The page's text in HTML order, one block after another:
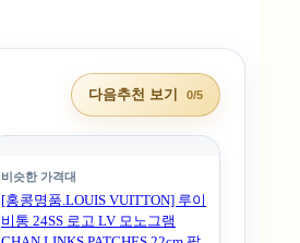
다음추천 보기 0/5
비슷한 가격대
[홍콩명품.LOUIS VUITTON] 루이
비통 24SS 로고 LV 모노그램